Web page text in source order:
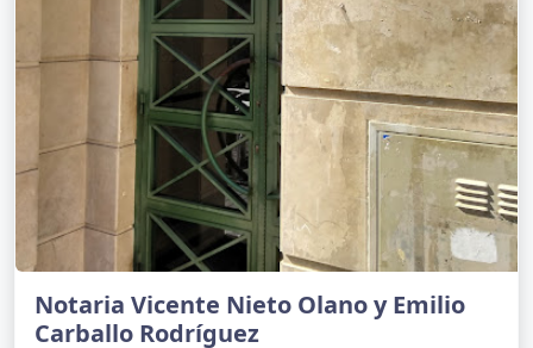
Notaria Vicente Nieto Olano y Emilio
Carballo Rodríguez